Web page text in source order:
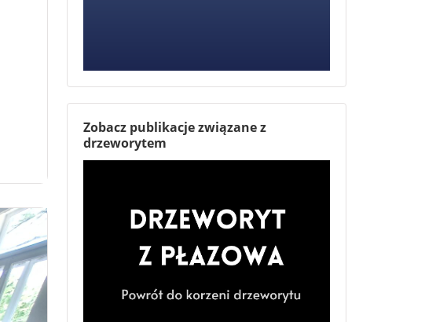
Zobacz publikacje związane z
drzeworytem